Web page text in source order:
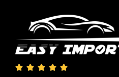
    